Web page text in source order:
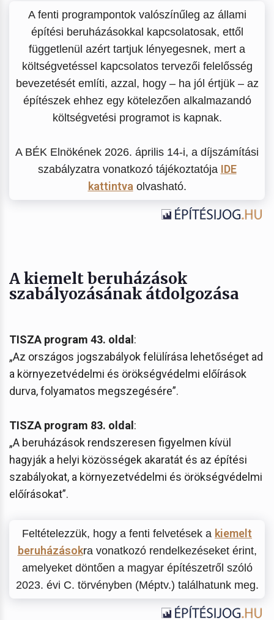
A fenti programpontok valószínűleg az állami
építési beruházásokkal kapcsolatosak, ettől
függetlenül azért tartjuk lényegesnek, mert a
költségvetéssel kapcsolatos tervezői felelősség
bevezetését említi, azzal, hogy – ha jól értjük – az
építészek ehhez egy kötelezően alkalmazandó
költségvetési programot is kapnak.
A BÉK Elnökének 2026. április 14-i, a díjszámítási
szabályzatra vonatkozó tájékoztatója IDE
kattintvaolvasható.
A kiemelt beruházások
szabályozásának átdolgozása
TISZA program 43. oldal :
„Az országos jogszabályok felülírása lehetőséget ad
a környezetvédelmi és örökségvédelmi előírások
durva, folyamatos megszegésére”.
TISZA program 83. oldal :
„A beruházások rendszeresen figyelmen kívül
hagyják a helyi közösségek akaratát és az építési
szabályokat, a környezetvédelmi és örökségvédelmi
előírásokat”.
Feltételezzük, hogy a fenti felvetések a kiemelt
beruházásokra vonatkozó rendelkezéseket érint,
amelyeket döntően a magyar építészetről szóló
2023. évi C. törvényben (Méptv.) találhatunk meg.